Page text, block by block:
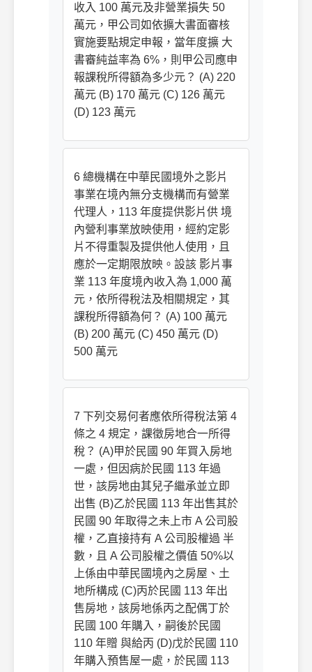
收入 100 萬元及非營業損失 50
萬元，甲公司如依擴大書面審核
實施要點規定申報，當年度擴 大
書審純益率為 6%，則甲公司應申
報課稅所得額為多少元？ (A) 220
萬元 (B) 170 萬元 (C) 126 萬元
(D) 123 萬元
6 總機構在中華民國境外之影片
事業在境內無分支機構而有營業
代理人，113 年度提供影片供 境
內營利事業放映使用，經約定影
片不得重製及提供他人使用，且
應於一定期限放映。設該 影片事
業 113 年度境內收入為 1,000 萬
元，依所得稅法及相關規定，其
課稅所得額為何？ (A) 100 萬元
(B) 200 萬元 (C) 450 萬元 (D)
500 萬元
7 下列交易何者應依所得稅法第 4
條之 4 規定，課徵房地合一所得
稅？ (A)甲於民國 90 年買入房地
一處，但因病於民國 113 年過
世，該房地由其兒子繼承並立即
出售 (B)乙於民國 113 年出售其於
民國 90 年取得之未上市 A 公司股
權，乙直接持有 A 公司股權過 半
數，且 A 公司股權之價值 50%以
上係由中華民國境內之房屋、土
地所構成 (C)丙於民國 113 年出
售房地，該房地係丙之配偶丁於
民國 100 年購入，嗣後於民國
110 年贈 與給丙 (D)戊於民國 110
年購入預售屋一處，於民國 113